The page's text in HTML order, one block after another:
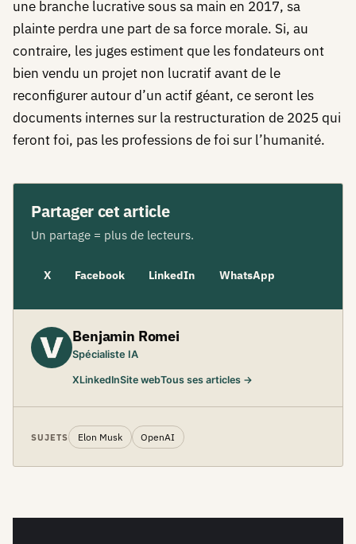
une branche lucrative sous sa main en 2017, sa
plainte perdra une part de sa force morale. Si, au
contraire, les juges estiment que les fondateurs ont
bien vendu un projet non lucratif avant de le
reconfigurer autour d’un actif géant, ce seront les
documents internes sur la restructuration de 2025 qui
feront foi, pas les professions de foi sur l’humanité.
Partager cet article
Un partage = plus de lecteurs.
X Facebook LinkedIn WhatsApp
Benjamin Romei
Spécialiste IA
XLinkedInSite webTous ses articles →
SUJETS Elon Musk OpenAI